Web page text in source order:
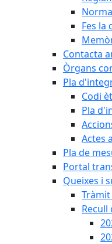
Fes la
Contacta
Òrgans
Pla
Codi
Pla
Actes
Pla de
Portal
Queixes i